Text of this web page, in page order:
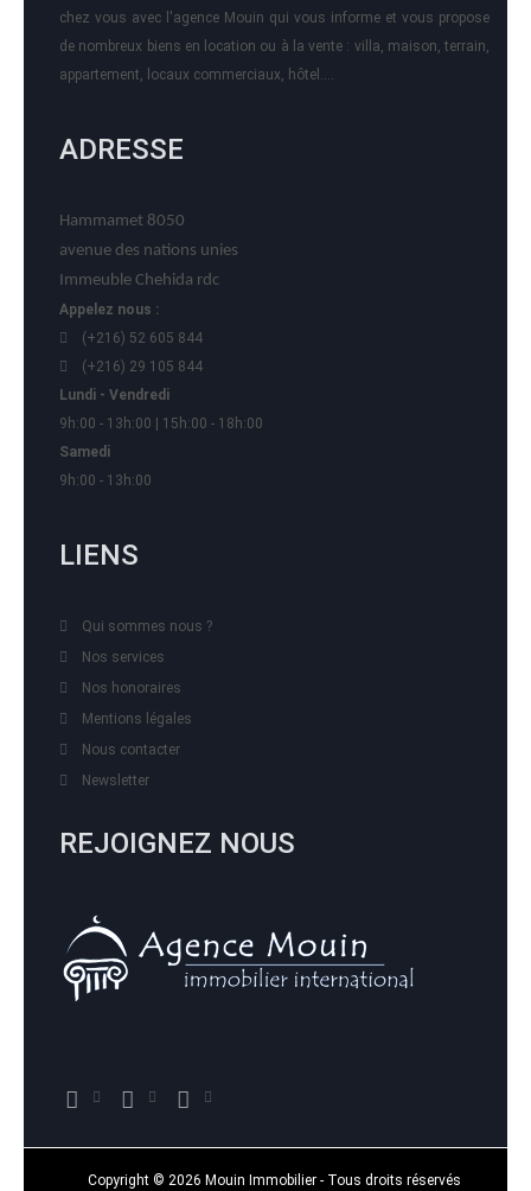
chez vous avec l'agence Mouin qui vous informe et vous propose
de nombreux biens en location ou à la vente : villa, maison, terrain,
appartement, locaux commerciaux, hôtel….
ADRESSE
Hammamet 8050
avenue des nations unies
Immeuble Chehida rdc
Appelez nous :
(+216) 52 605 844
(+216) 29 105 844
Lundi - Vendredi
9h:00 - 13h:00 | 15h:00 - 18h:00
Samedi
9h:00 - 13h:00
LIENS
Qui sommes nous ?
Nos services
Nos honoraires
Mentions légales
Nous contacter
Newsletter
REJOIGNEZ NOUS
Copyright © 2026 Mouin Immobilier - Tous droits réservés